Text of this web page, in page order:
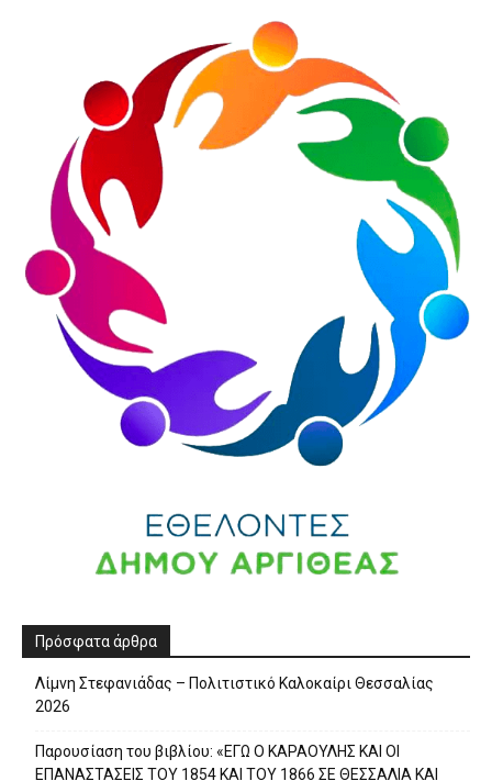
Πρόσφατα άρθρα
Λίμνη Στεφανιάδας – Πολιτιστικό Καλοκαίρι Θεσσαλίας
2026
Παρουσίαση του βιβλίου: «ΕΓΩ Ο ΚΑΡΑΟΥΛΗΣ ΚΑΙ ΟΙ
ΕΠΑΝΑΣΤΑΣΕΙΣ ΤΟΥ 1854 ΚΑΙ ΤΟΥ 1866 ΣΕ ΘΕΣΣΑΛΙΑ ΚΑΙ